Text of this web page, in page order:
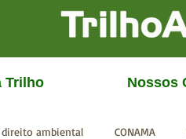
Trilho Nossos
direito ambiental CONAMA